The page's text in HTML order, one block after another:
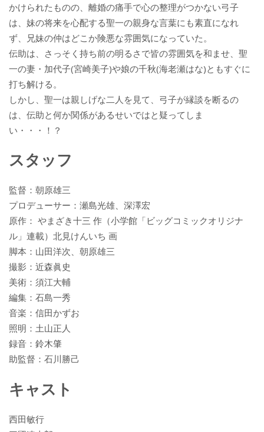
かけられたものの、離婚の痛手で心の整理がつかない弓子
は、妹の将来を心配する聖一の親身な言葉にも素直になれ
ず、兄妹の仲はどこか険悪な雰囲気になっていた。
伝助は、さっそく持ち前の明るさで皆の雰囲気を和ませ、聖
一の妻・加代子(宮崎美子)や娘の千秋(海老瀬はな)ともすぐに
打ち解ける。
しかし、聖一は親しげな二人を見て、弓子が縁談を断るの
は、伝助と何か関係があるせいではと疑ってしま
い・・・！？
スタッフ
監督：朝原雄三
プロデューサー：瀬島光雄、深澤宏
原作： やまざき十三 作（小学館「ビッグコミックオリジナ
ル」連載）北見けんいち 画
脚本：山田洋次、朝原雄三
撮影：近森眞史
美術：須江大輔
編集：石島一秀
音楽：信田かずお
照明：土山正人
録音：鈴木肇
助監督：石川勝己
キャスト
西田敏行